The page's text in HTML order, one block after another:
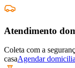
Atendimento
Coleta com a
casaAgendar